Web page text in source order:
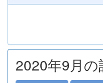
2020年9月の